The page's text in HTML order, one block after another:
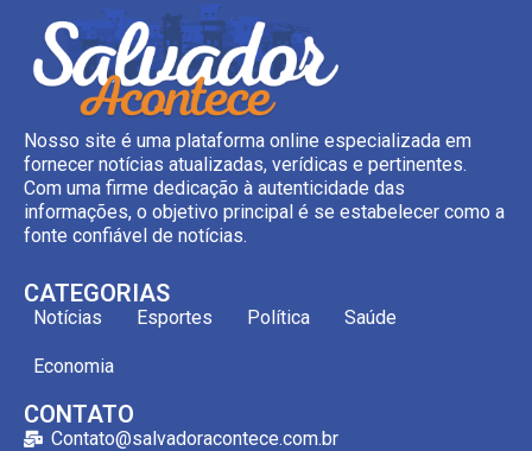
Nosso site é uma plataforma online especializada em
fornecer notícias atualizadas, verídicas e pertinentes.
Com uma firme dedicação à autenticidade das
informações, o objetivo principal é se estabelecer como a
fonte confiável de notícias.
CATEGORIAS
Notícias Esportes Política Saúde
Economia
CONTATO
Contato@salvadoracontece.com.br